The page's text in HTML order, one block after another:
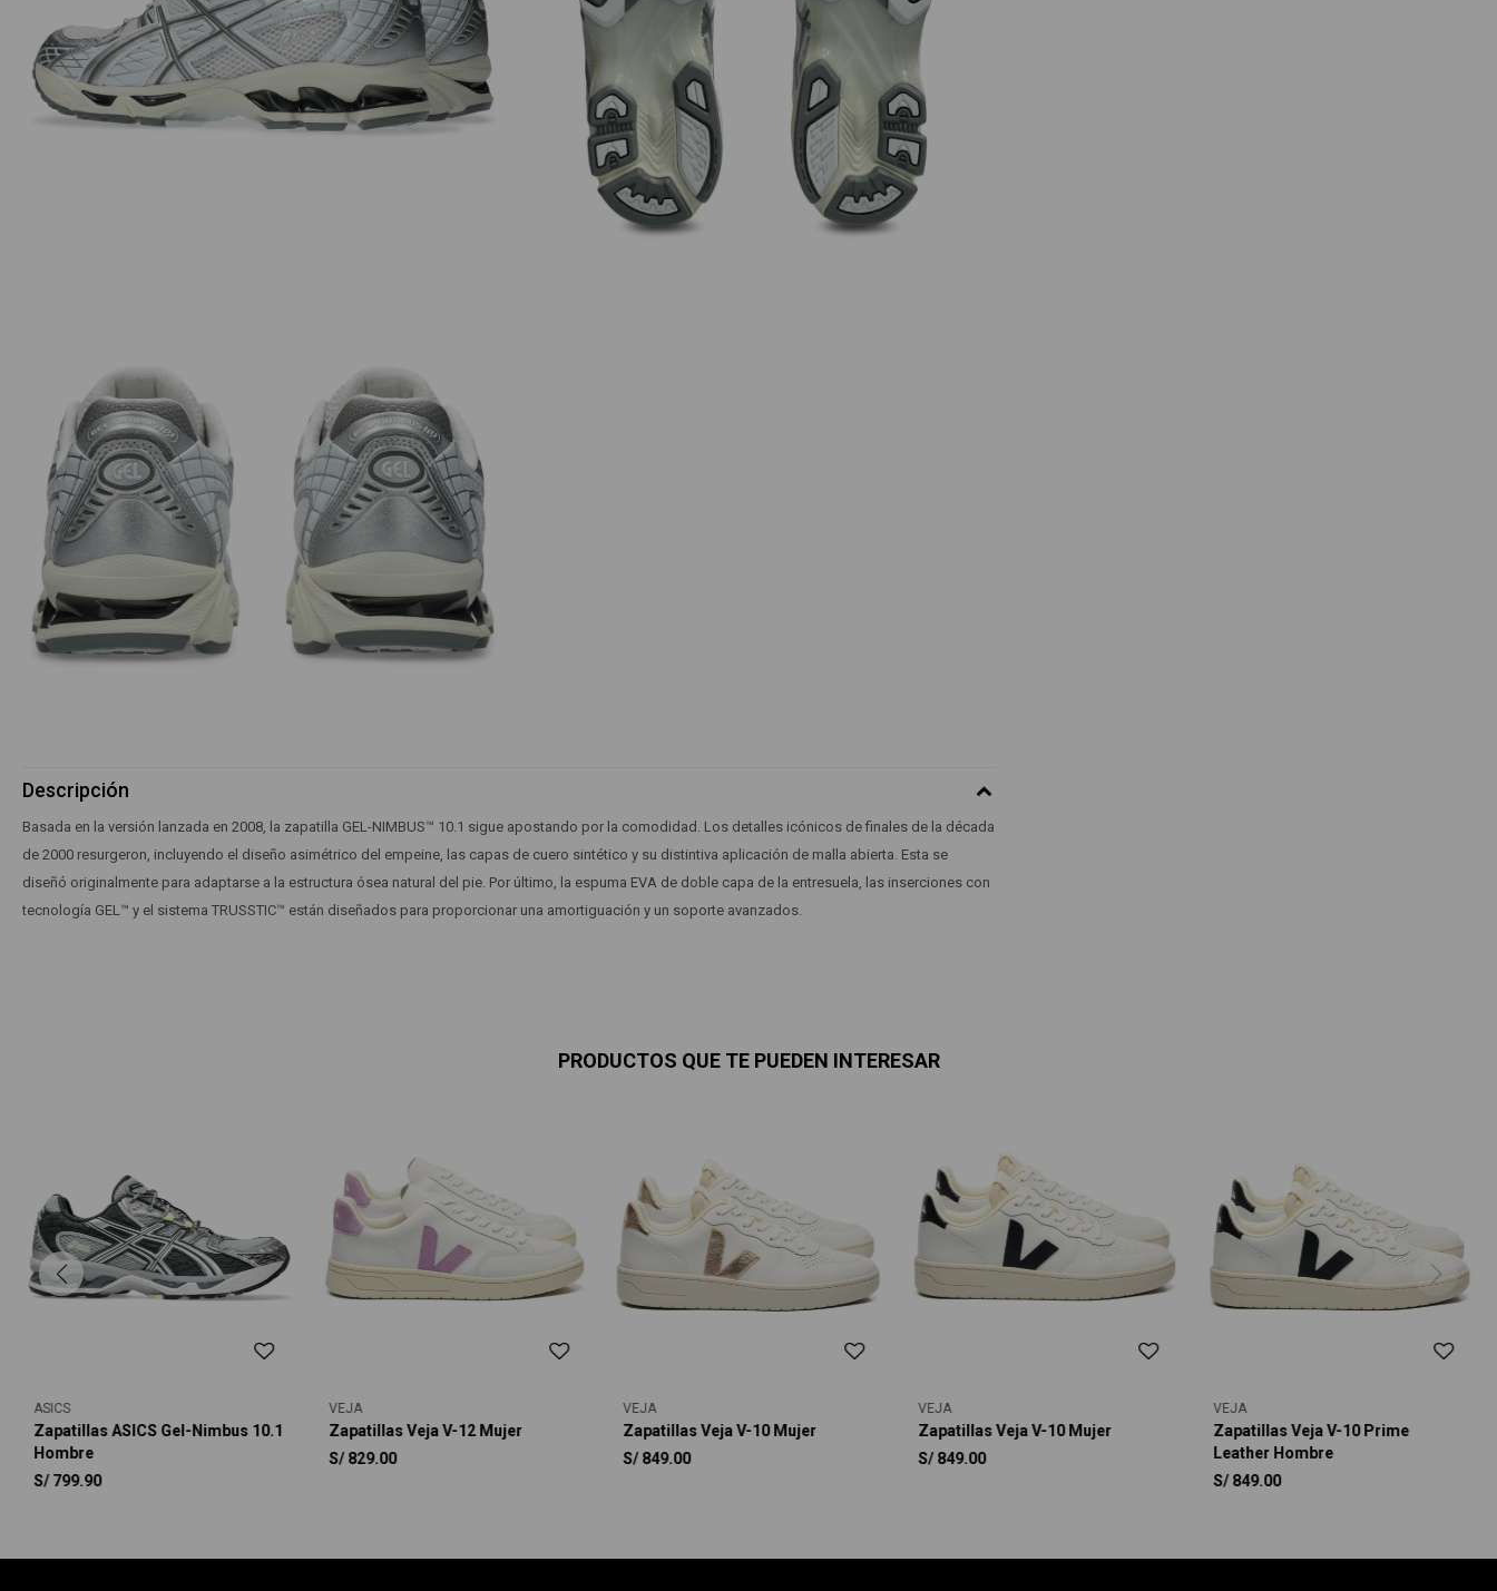
Descripción
Basada en la versión lanzada en 2008, la zapatilla GEL-NIMBUS™ 10.1 sigue apostando por la comodidad. Los detalles icónicos de finales de la década
de 2000 resurgeron, incluyendo el diseño asimétrico del empeine, las capas de cuero sintético y su distintiva aplicación de malla abierta. Esta se
diseñó originalmente para adaptarse a la estructura ósea natural del pie. Por último, la espuma EVA de doble capa de la entresuela, las inserciones con
tecnología GEL™ y el sistema TRUSSTIC™ están diseñados para proporcionar una amortiguación y un soporte avanzados.
PRODUCTOS QUE TE PUEDEN INTERESAR
ASICS
Zapatillas ASICS Gel-Nimbus 10.1
Hombre
S/ 799.90
VEJA
Zapatillas Veja V-12 Mujer
S/ 829.00
VEJA
Zapatillas Veja V-10 Mujer
S/ 849.00
VEJA
Zapatillas Veja V-10 Mujer
S/ 849.00
VEJA
Zapatillas Veja V-10 Prime
Leather Hombre
S/ 849.00